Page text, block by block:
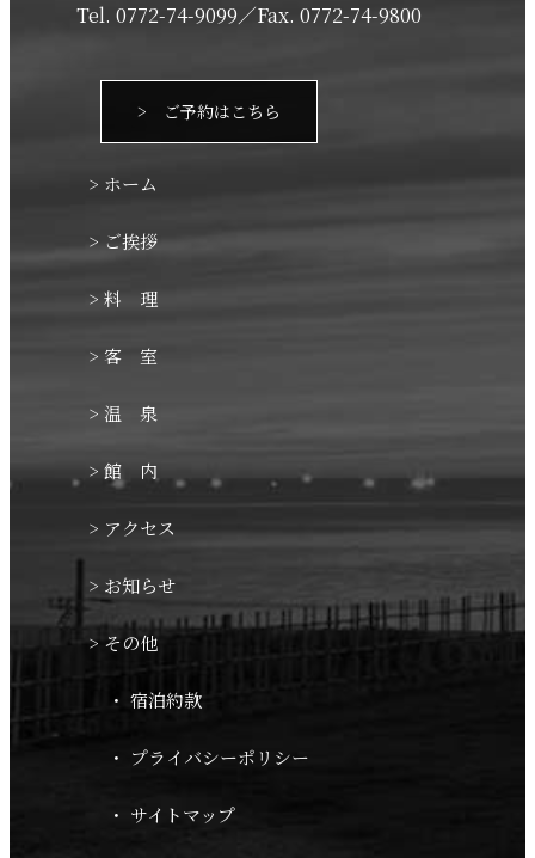
Tel. 0772-74-9099／Fax. 0772-74-9800
> ご予約はこちら
> ホーム
> ご挨拶
> 料 理
> 客 室
> 温 泉
> 館 内
> アクセス
> お知らせ
> その他
・ 宿泊約款
・ プライバシーポリシー
・ サイトマップ